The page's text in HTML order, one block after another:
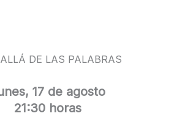
DE LAS PALABRAS
17 de agosto
21:30 horas